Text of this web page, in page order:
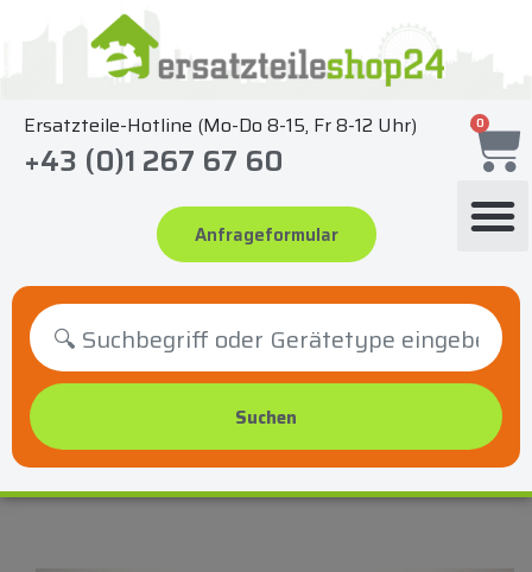
springen
Ersatzteile-Hotline (Mo-Do 8-15, Fr 8-12 Uhr)
+43 (0)1 267 67 60
Anfrageformular
0